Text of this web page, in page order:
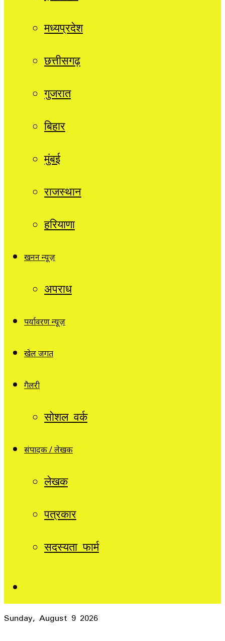
मध्यप्रदेश
छत्तीसगढ़
गुजरात
बिहार
मुंबई
राजस्थान
हरियाणा
खनन न्यूज़
अपराध
पर्यावरण न्यूज़
खेल जगत
गैलरी
सोशल वर्क
संपादक / लेखक
लेखक
पत्रकार
सदस्यता फार्म
Sunday, August 9 2026